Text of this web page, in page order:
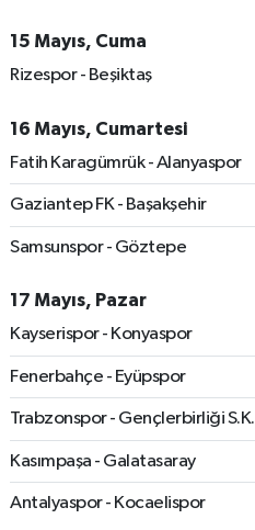
15 Mayıs, Cuma
Rizespor - Beşiktaş
16 Mayıs, Cumartesi
Fatih Karagümrük - Alanyaspor
Gaziantep FK - Başakşehir
Samsunspor - Göztepe
17 Mayıs, Pazar
Kayserispor - Konyaspor
Fenerbahçe - Eyüpspor
Trabzonspor - Gençlerbirliği S.K.
Kasımpaşa - Galatasaray
Antalyaspor - Kocaelispor